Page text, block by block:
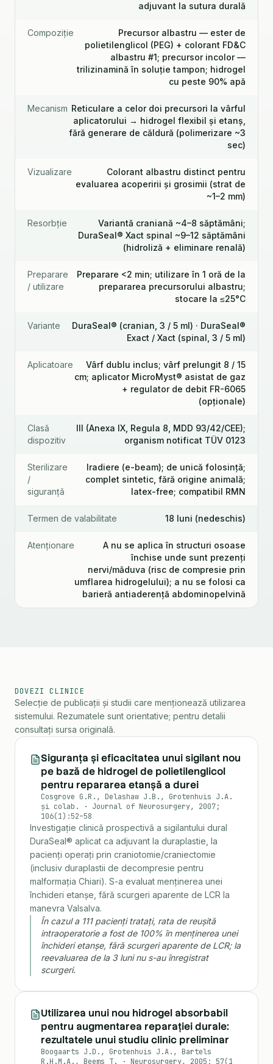
adjuvant la sutura durală
Compoziție
Precursor albastru — ester de
polietilenglicol (PEG) + colorant FD&C
albastru #1; precursor incolor —
trilizinamină în soluție tampon; hidrogel
cu peste 90% apă
Mecanism Reticulare a celor doi precursori la vârful
aplicatorului → hidrogel flexibil și etanș,
fără generare de căldură (polimerizare ~3
sec)
Vizualizare
Colorant albastru distinct pentru
evaluarea acoperirii și grosimii (strat de
~1–2 mm)
Resorbție
Variantă craniană ~4–8 săptămâni;
DuraSeal® Xact spinal ~9–12 săptămâni
(hidroliză + eliminare renală)
Preparare
/ utilizare
Preparare <2 min; utilizare în 1 oră de la
prepararea precursorului albastru;
stocare la ≤25°C
Variante
DuraSeal® (cranian, 3 / 5 ml) · DuraSeal®
Exact / Xact (spinal, 3 / 5 ml)
Aplicatoare
Vârf dublu inclus; vârf prelungit 8 / 15
cm; aplicator MicroMyst® asistat de gaz
+ regulator de debit FR-6065
(opționale)
Clasă
dispozitiv
III (Anexa IX, Regula 8, MDD 93/42/CEE);
organism notificat TÜV 0123
Sterilizare
/
siguranță
Iradiere (e-beam); de unică folosință;
complet sintetic, fără origine animală;
latex-free; compatibil RMN
Termen de valabilitate 18 luni (nedeschis)
Atenționare
A nu se aplica în structuri osoase
închise unde sunt prezenți
nervi/măduva (risc de compresie prin
umflarea hidrogelului); a nu se folosi ca
barieră antiaderență abdominopelvină
DOVEZI CLINICE
Selecție de publicații și studii care menționează utilizarea
sistemului. Rezumatele sunt orientative; pentru detalii
consultați sursa originală.
Siguranța și eficacitatea unui sigilant nou
pe bază de hidrogel de polietilenglicol
pentru repararea etanșă a durei
Cosgrove G.R., Delashaw J.B., Grotenhuis J.A.
și colab.
· Journal of Neurosurgery, 2007;
106(1):52–58
Investigație clinică prospectivă a sigilantului dural
DuraSeal® aplicat ca adjuvant la duraplastie, la
pacienți operați prin craniotomie/craniectomie
(inclusiv duraplastii de decompresie pentru
malformația Chiari). S-a evaluat menținerea unei
închideri etanșe, fără scurgeri aparente de LCR la
manevra Valsalva.
În cazul a 111 pacienți tratați, rata de reușită
intraoperatorie a fost de 100% în menținerea unei
închideri etanșe, fără scurgeri aparente de LCR; la
reevaluarea de la 3 luni nu s-au înregistrat
scurgeri.
Utilizarea unui nou hidrogel absorbabil
pentru augmentarea reparației durale:
rezultatele unui studiu clinic preliminar
Boogaarts J.D., Grotenhuis J.A., Bartels
R.H.M.A., Beems T.
· Neurosurgery, 2005; 57(1